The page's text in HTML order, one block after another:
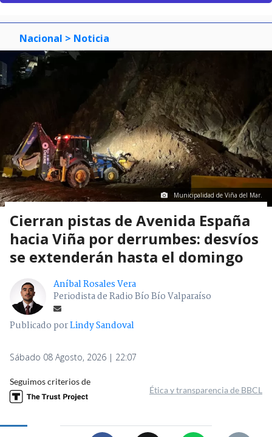
Nacional > Noticia
Municipalidad de Viña del Mar.
Cierran pistas de Avenida España
hacia Viña por derrumbes: desvíos
se extenderán hasta el domingo
Aníbal Rosales Vera
Periodista de Radio Bío Bío Valparaíso
Publicado porLindy Sandoval
Sábado 08 Agosto, 2026 | 22:07
Seguimos criterios de
Ética y transparencia de BBCL